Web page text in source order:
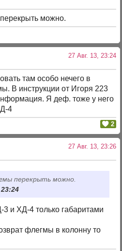
можно.
27 Авг. 13, 23:24
там особо нечего в
В инструкции от Игоря 223
Я деф. тоже у него
4
2
27 Авг. 13, 23:26
перекрыть можно.
и ХД-4 только габаритами
флегмы в колонну то